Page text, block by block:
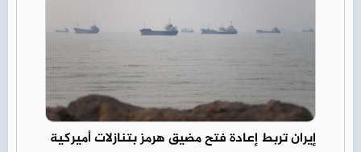
إيران تربط إعادة فتح مضيق هرمز بتنازلات أميركية